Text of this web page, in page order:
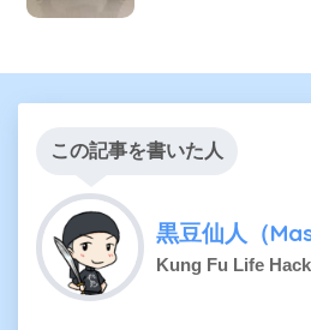
この記事を書いた人
黒豆仙人（
Kung Fu Life